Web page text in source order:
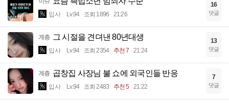
입사 Lv.94 조회 1896 21:26
16
댓글
계층 그 시절을 견뎌낸 80년대생
입사 Lv.94 조회 2354 추천 7 21:24
13
댓글
계층 곱창집 사장님 불 쇼에 외국인들 반응
입사 Lv.94 조회 2483 추천 5 21:22
7
댓글